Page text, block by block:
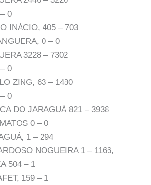
0
INÁCIO, 405 – 703
0 – 0
3228 – 7302
0
ZING, 63 – 1480
0
DO JARAGUÁ 821 – 3938
0 – 0
1 – 294
NOGUEIRA 1 – 1166,
504 – 1
159 – 1